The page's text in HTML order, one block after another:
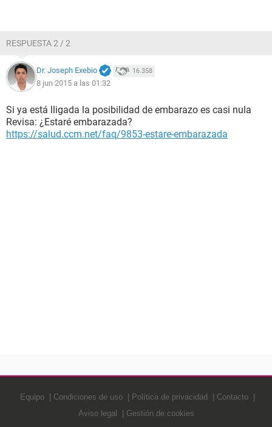
RESPUESTA 2 / 2
Dr. Joseph Exebio 16.358
8 jun 2015 a las 01:32
Si ya está lligada la posibilidad de embarazo es casi nula
Revisa: ¿Estaré embarazada?
https://salud.ccm.net/faq/9853-estare-embarazada
Equipo Condiciones de uso Política de privacidad
Contacto
Aviso legal
Gestión de cookies